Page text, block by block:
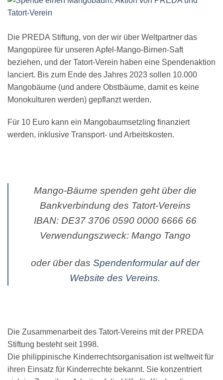
Die PREDA Stiftung, von der wir über Weltpartner das
Mangopüree für unseren Apfel-Mango-Birnen-Saft
beziehen, und der Tatort-Verein haben eine Spendenaktion
lanciert. Bis zum Ende des Jahres 2023 sollen 10.000
Mangobäume (und andere Obstbäume, damit es keine
Monokulturen werden) gepflanzt werden.
Für 10 Euro kann ein Mangobaumsetzling finanziert
werden, inklusive Transport- und Arbeitskosten.
Mango-Bäume spenden geht über die
Bankverbindung des Tatort-Vereins
IBAN: DE37 3706 0590 0000 6666 66
Verwendungszweck: Mango Tango
oder über das Spendenformular auf der
Website des Vereins.
Die Zusammenarbeit des Tatort-Vereins mit der PREDA
Stiftung besteht seit 1998.
Die philippinische Kinderrechtsorganisation ist weltweit für
ihren Einsatz für Kinderrechte bekannt. Sie konzentriert